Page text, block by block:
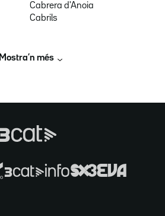
Cabrera d'Anoia
Cabrils
Mostra’n més